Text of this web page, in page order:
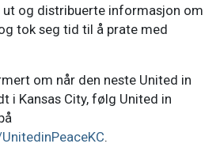
ut og distribuerte informasjon om
tok seg tid til å prate med
om når den neste United in
i Kansas City, følg United in
.